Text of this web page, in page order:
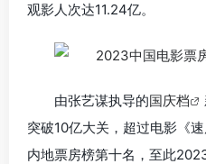
观影人次达11.24亿。
由张艺谋执导的国庆档
突破10亿大关，超过电影《
内地票房榜第十名，至此